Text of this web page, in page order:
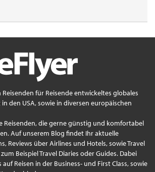
für Reisende entwickeltes globales
den USA, sowie in diversen europäischen
Reisenden, die gerne günstig und komfortabel
Auf unserem Blog findet Ihr aktuelle
Reviews über Airlines und Hotels, sowie Travel
Beispiel Travel Diaries oder Guides. Dabei
Reisen in der Business- und First Class, sowie